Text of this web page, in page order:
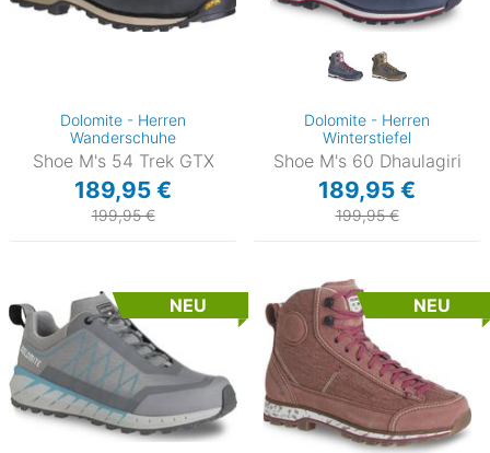
Dolomite - Herren
Wanderschuhe
Shoe M's 54 Trek GTX
189,95 €
199,95 €
Dolomite - Herren
Winterstiefel
Shoe M's 60 Dhaulagiri
189,95 €
199,95 €
NEU NEU